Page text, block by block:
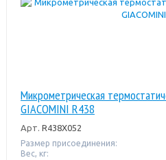
Микрометрическая
GIACOMINI R438
Арт. R438X052
Размер присоединения:
Вес, кг: